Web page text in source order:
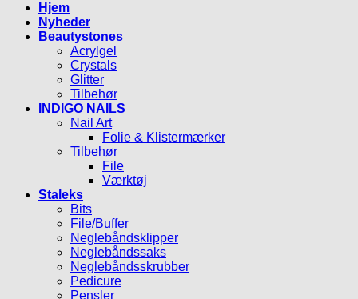
Hjem
Nyheder
Beautystones
Acrylgel
Crystals
Glitter
Tilbehør
INDIGO NAILS
Nail Art
Folie & Klistermærker
Tilbehør
File
Værktøj
Staleks
Bits
File/Buffer
Neglebåndsklipper
Neglebåndssaks
Neglebåndsskrubber
Pedicure
Pensler